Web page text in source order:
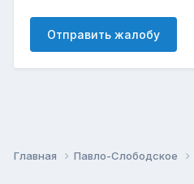
Отправить жалобу
Главная Павло-Слободское